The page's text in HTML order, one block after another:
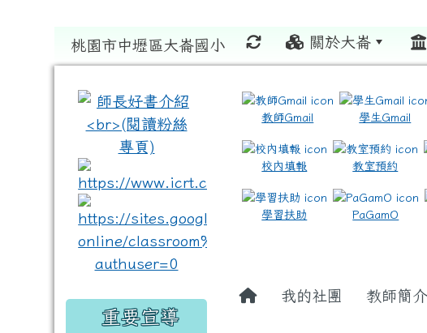
桃園市中壢區大崙國小 關於大崙
教師Gmail 學生Gmail
校內填報 教室預約
學習扶助 PaGamO
我的社團 教師簡介
link to https://
link to https://
重要宣導